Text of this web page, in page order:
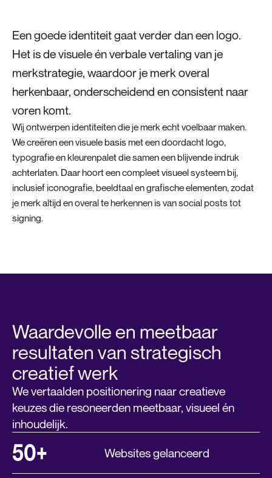
Een goede identiteit gaat verder dan een logo.
Het is de visuele én verbale vertaling van je
merkstrategie, waardoor je merk overal
herkenbaar, onderscheidend en consistent naar
voren komt.
Wij ontwerpen identiteiten die je merk echt voelbaar maken.
We creëren een visuele basis met een doordacht logo,
typografie en kleurenpalet die samen een blijvende indruk
achterlaten. Daar hoort een compleet visueel systeem bij,
inclusief iconografie, beeldtaal en grafische elementen, zodat
je merk altijd en overal te herkennen is van social posts tot
signing.
Waardevolle en meetbaar
resultaten van strategisch
creatief werk
We vertaalden positionering naar creatieve
keuzes die resoneerden meetbaar, visueel én
inhoudelijk.
50+ Websites gelanceerd